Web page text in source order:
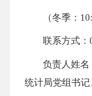
（冬季：
联系方式：
负责人姓名
统计局党组书